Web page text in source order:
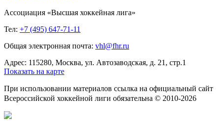
Ассоциация «Высшая хоккейная лига»
Тел: +7 (495) 647-71-11
Общая электронная почта: vhl@fhr.ru
Адрес: 115280, Москва, ул. Автозаводская, д. 21, стр.1
Показать на карте
При использовании материалов ссылка на официальный сайт
Всероссийской хоккейной лиги обязательна © 2010-2026